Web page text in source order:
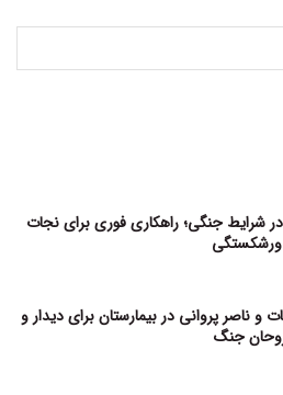
در شرایط جنگی؛ راهکاری فوری برای نجات
ورشکستگی
و ناصر پروانی در بیمارستان برای دیدار و
جنگ